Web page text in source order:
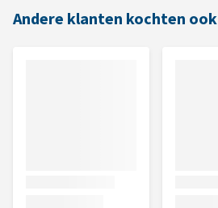
Andere klanten kochten ook